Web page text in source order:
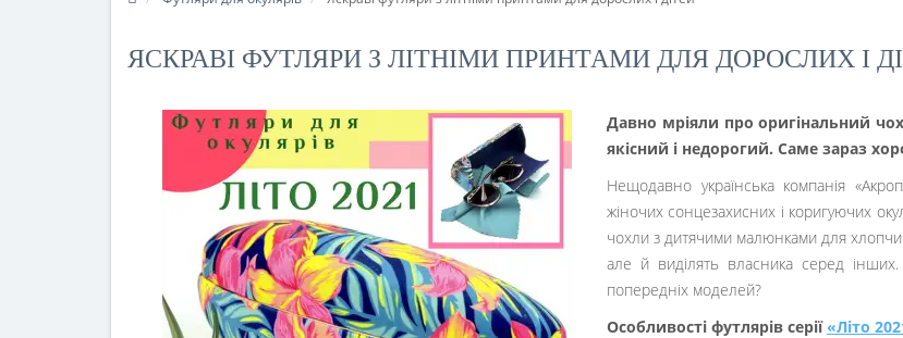
ЯСКРАВІ ФУТЛЯРИ З ЛІТНІМИ ПРИНТАМИ ДЛЯ ДОРОСЛИХ І
Давно мріяли про оригінальний
якісний і недорогий. Саме зараз
Нещодавно українська компанія
жіночих сонцезахисних і коригуючих
чохли з дитячими малюнками для
але й виділять власника серед
попередніх моделей?
Особливості футлярів серії«Літо